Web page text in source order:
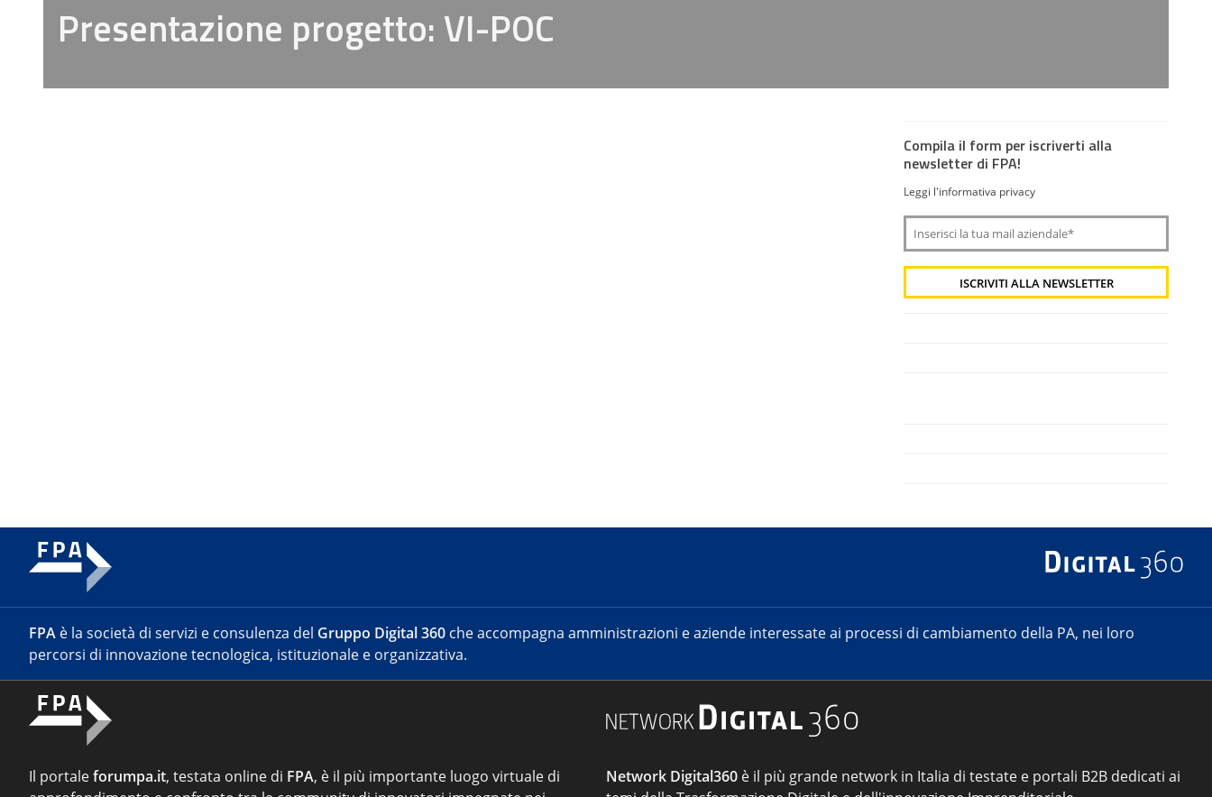
Presentazione progetto: VI-POC
Compila il form per iscriverti alla
newsletter di FPA!
Leggi l'informativa privacy
FPA è la società di servizi e consulenza del Gruppo Digital 360 che accompagna amministrazioni e aziende interessate ai processi di cambiamento della PA, nei loro
percorsi di innovazione tecnologica, istituzionale e organizzativa.
Il portaleforumpa.it, testata online di FPA, è il più importante luogo virtuale di
Network Digital360 è il più grande network in Italia di testate e portali B2B dedicati ai